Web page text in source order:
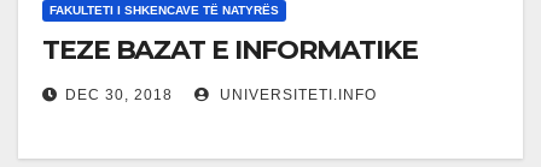
FAKULTETI I SHKENCAVE TË NATYRËS
TEZE BAZAT E INFORMATIKE
DEC 30, 2018 UNIVERSITETI.INFO